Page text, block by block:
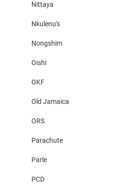
Nittaya
Nkulenu's
Nongshim
Oishi
OKF
Old Jamaica
ORS
Parachute
Parle
PCD